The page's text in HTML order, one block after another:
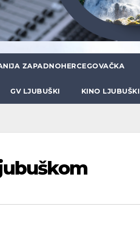
ZAPADNOHERCEGOVAČKA
GV LJUBUŠKI KINO LJUBUŠKI